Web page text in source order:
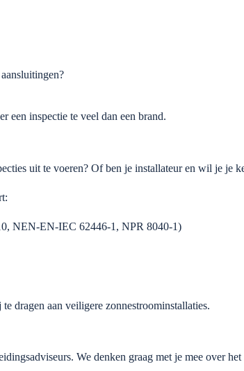
een inspectie te veel dan een brand.
uit te voeren? Of ben je installateur en wil je je
NEN-EN-IEC 62446-1, NPR 8040-1)
dragen aan veiligere zonnestroominstallaties.
We denken graag met je mee over